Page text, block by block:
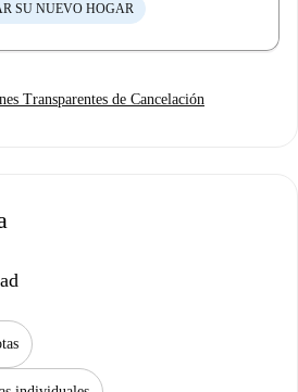
SU NUEVO HOGAR
Transparentes de Cancelación